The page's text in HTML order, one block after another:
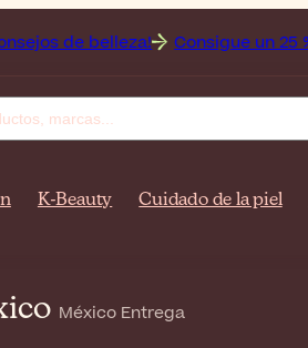
Consigue un 25 % de
K-Beauty Cuidado de la piel
México Entrega